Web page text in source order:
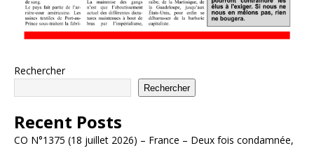
Rechercher
Rechercher
Recent Posts
CO N°1375 (18 juillet 2026) – France – Deux fois condamnée,